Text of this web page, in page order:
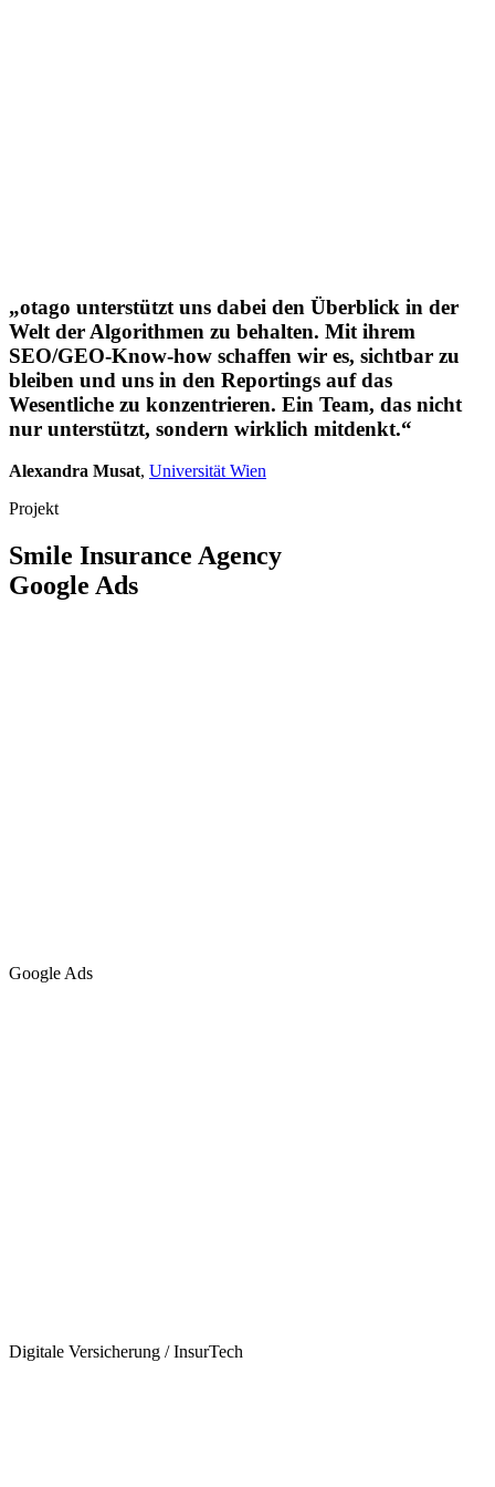
„otago unterstützt uns dabei den Überblick in der
Welt der Algorithmen zu behalten. Mit ihrem
SEO/GEO-Know-how schaffen wir es, sichtbar zu
bleiben und uns in den Reportings auf das
Wesentliche zu konzentrieren. Ein Team, das nicht
nur unterstützt, sondern wirklich mitdenkt.“
Alexandra Musat, Universität Wien
Projekt
Smile Insurance Agency
Google Ads
Google Ads
Digitale Versicherung / InsurTech